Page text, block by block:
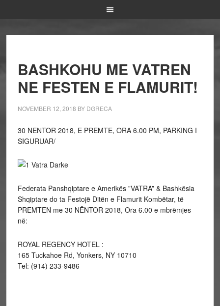
BASHKOHU ME VATREN
NE FESTEN E FLAMURIT!
NOVEMBER 12, 2018 BY DGRECA
30 NENTOR 2018, E PREMTE, ORA 6.00 PM, PARKING I
SIGURUAR/
Federata Panshqiptare e Amerikës ”VATRA” & Bashkësia
Shqiptare do ta Festojë Ditën e Flamurit Kombëtar, të
PREMTEN me 30 NËNTOR 2018, Ora 6.00 e mbrëmjes
në:
ROYAL REGENCY HOTEL :
165 Tuckahoe Rd, Yonkers, NY 10710
Tel: (914) 233-9486